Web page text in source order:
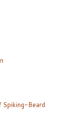
Spiking-Beard